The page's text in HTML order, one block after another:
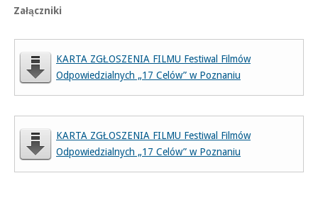
Załączniki
KARTA ZGŁOSZENIA FILMU Festiwal Filmów
Odpowiedzialnych „17 Celów” w Poznaniu
KARTA ZGŁOSZENIA FILMU Festiwal Filmów
Odpowiedzialnych „17 Celów” w Poznaniu